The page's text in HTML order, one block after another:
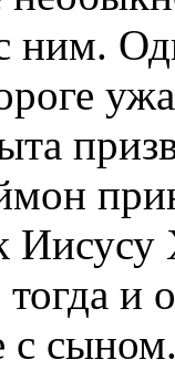
ним.
и
с